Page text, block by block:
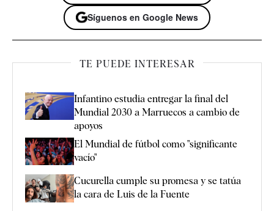
Síguenos en Google News
TE PUEDE INTERESAR
Infantino estudia entregar la final del
Mundial 2030 a Marruecos a cambio de
apoyos
El Mundial de fútbol como "significante
vacío"
Cucurella cumple su promesa y se tatúa
la cara de Luis de la Fuente